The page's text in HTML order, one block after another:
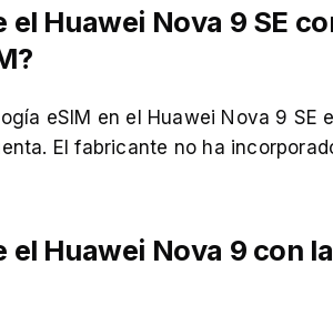
Huawei Nova 9 SE
eSIM en el Huawei Nova 9 SE
El fabricante no ha
el Huawei Nova 9 con